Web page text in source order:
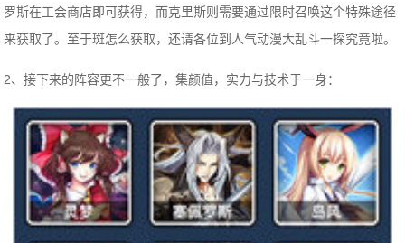
罗斯在工会商店即可获得，而克里斯则需要通过限时召唤这个特殊途径
来获取了。至于斑怎么获取，还请各位到人气动漫大乱斗一探究竟啦。
2、接下来的阵容更不一般了，集颜值，实力与技术于一身：